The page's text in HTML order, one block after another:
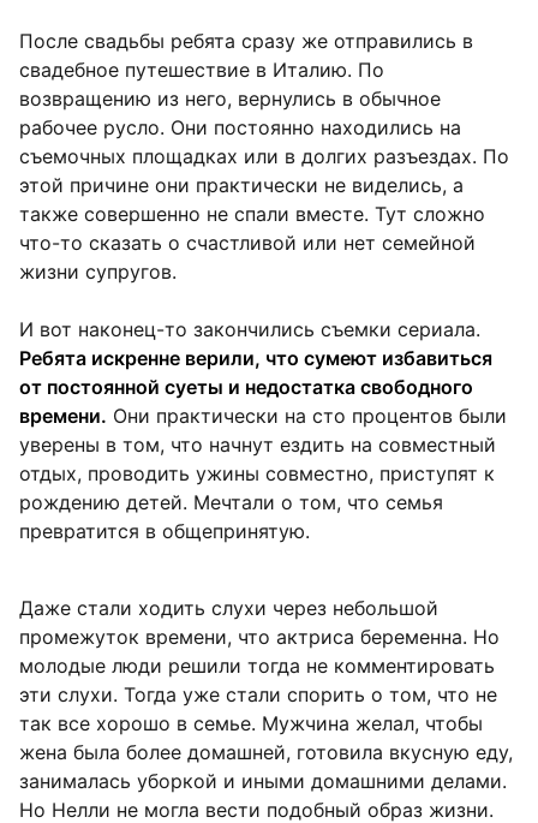
После свадьбы ребята сразу же отправились в
свадебное путешествие в Италию. По
возвращению из него, вернулись в обычное
рабочее русло. Они постоянно находились на
съемочных площадках или в долгих разъездах. По
этой причине они практически не виделись, а
также совершенно не спали вместе. Тут сложно
что-то сказать о счастливой или нет семейной
жизни супругов.
И вот наконец-то закончились съемки сериала.
Ребята искренне верили, что сумеют избавиться
от постоянной суеты и недостатка свободного
времени. Они практически на сто процентов были
уверены в том, что начнут ездить на совместный
отдых, проводить ужины совместно, приступят к
рождению детей. Мечтали о том, что семья
превратится в общепринятую.
Даже стали ходить слухи через небольшой
промежуток времени, что актриса беременна. Но
молодые люди решили тогда не комментировать
эти слухи. Тогда уже стали спорить о том, что не
так все хорошо в семье. Мужчина желал, чтобы
жена была более домашней, готовила вкусную еду,
занималась уборкой и иными домашними делами.
Но Нелли не могла вести подобный образ жизни.